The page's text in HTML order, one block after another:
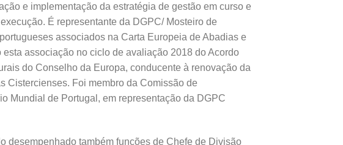
e implementação da estratégia de gestão em curso e
É representante da DGPC/ Mosteiro de
associados na Carta Europeia de Abadias e
associação no ciclo de avaliação 2018 do Acordo
do Conselho da Europa, conducente à renovação da
Cistercienses. Foi membro da Comissão de
Mundial de Portugal, em representação da DGPC
desempenhado também funções de Chefe de Divisão